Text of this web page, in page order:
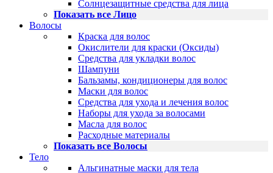
Солнцезащитные средства для лица
Показать все Лицо
Волосы
Краска для волос
Окислители для краски (Оксиды)
Средства для укладки волос
Шампуни
Бальзамы, кондиционеры для волос
Маски для волос
Средства для ухода и лечения волос
Наборы для ухода за волосами
Масла для волос
Расходные материалы
Показать все Волосы
Тело
Альгинатные маски для тела